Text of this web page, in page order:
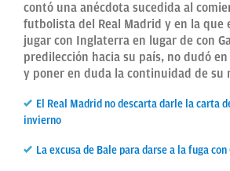
CANTERA
FICHAJES
DIRECTO
FEMENINO
contó una anécdota sucedida al
futbolista del Real Madrid y en la que
jugar con Inglaterra en lugar de con
predilección hacia su país, no dudó
y poner en duda la continuidad de su
El Real Madrid no descarta darle la carta
invierno
La excusa de Bale para darse a la fuga con